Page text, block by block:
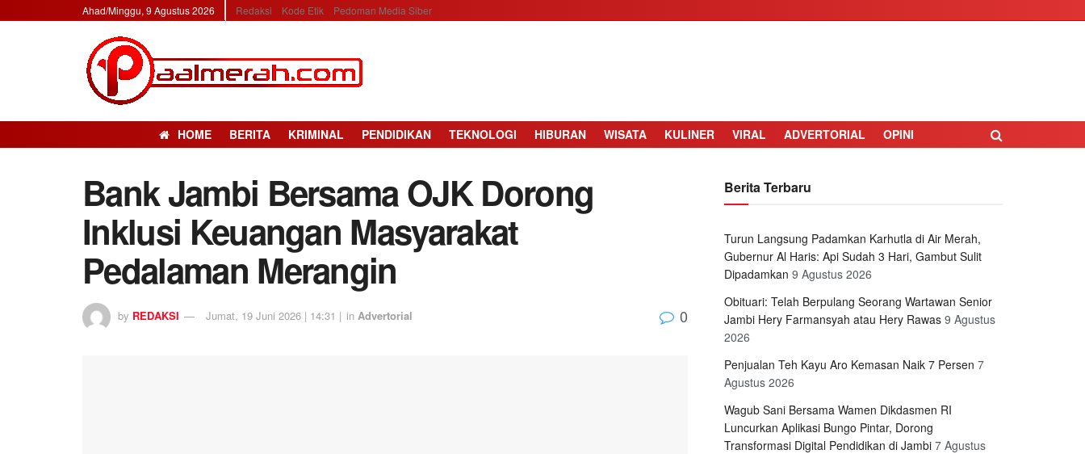
Ahad/Minggu, 9 Agustus 2026 Redaksi Kode Etik Pedoman Media Siber
HOME BERITA KRIMINAL PENDIDIKAN TEKNOLOGI HIBURAN WISATA KULINER VIRAL ADVERTORIAL OPINI
Bank Jambi Bersama OJK Dorong
Inklusi Keuangan Masyarakat
Pedalaman Merangin
by REDAKSI Jumat, 19 Juni 2026 | 14:31 | in Advertorial 0
Berita Terbaru
Turun Langsung Padamkan Karhutla di Air Merah,
Gubernur Al Haris: Api Sudah 3 Hari, Gambut Sulit
Dipadamkan 9 Agustus 2026
Obituari: Telah Berpulang Seorang Wartawan Senior
Jambi Hery Farmansyah atau Hery Rawas 9 Agustus
2026
Penjualan Teh Kayu Aro Kemasan Naik 7 Persen 7
Agustus 2026
Wagub Sani Bersama Wamen Dikdasmen RI
Luncurkan Aplikasi Bungo Pintar, Dorong
Transformasi Digital Pendidikan di Jambi 7 Agustus